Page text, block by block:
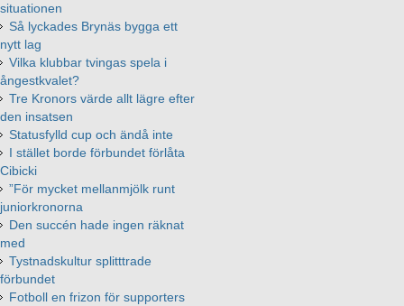
situationen
Så lyckades Brynäs bygga ett
nytt lag
Vilka klubbar tvingas spela i
ångestkvalet?
Tre Kronors värde allt lägre efter
den insatsen
Statusfylld cup och ändå inte
I stället borde förbundet förlåta
Cibicki
”För mycket mellanmjölk runt
juniorkronorna
Den succén hade ingen räknat
med
Tystnadskultur splitttrade
förbundet
Fotboll en frizon för supporters